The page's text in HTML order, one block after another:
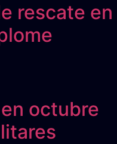
rescate en
octubre